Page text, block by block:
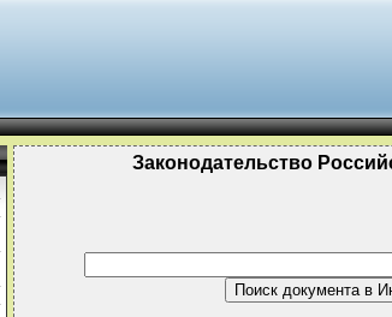
Законодательство